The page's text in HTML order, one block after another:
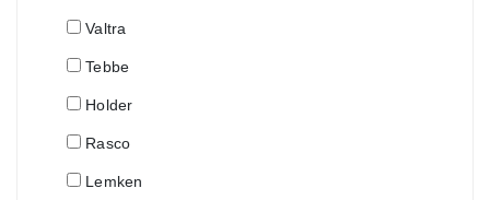
Valtra
Tebbe
Holder
Rasco
Lemken